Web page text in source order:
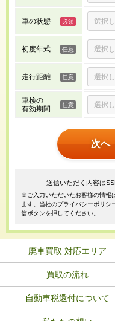
車の状態
初度年式
走行距離
車検の
有効期間
次へ
送信いただく内容は
※ご入力いただいたお客様の情報
ます。当社のプライバシーポリシ
信ボタンを押してください。
廃車買取 対応エリア
買取の流れ
自動車税還付について